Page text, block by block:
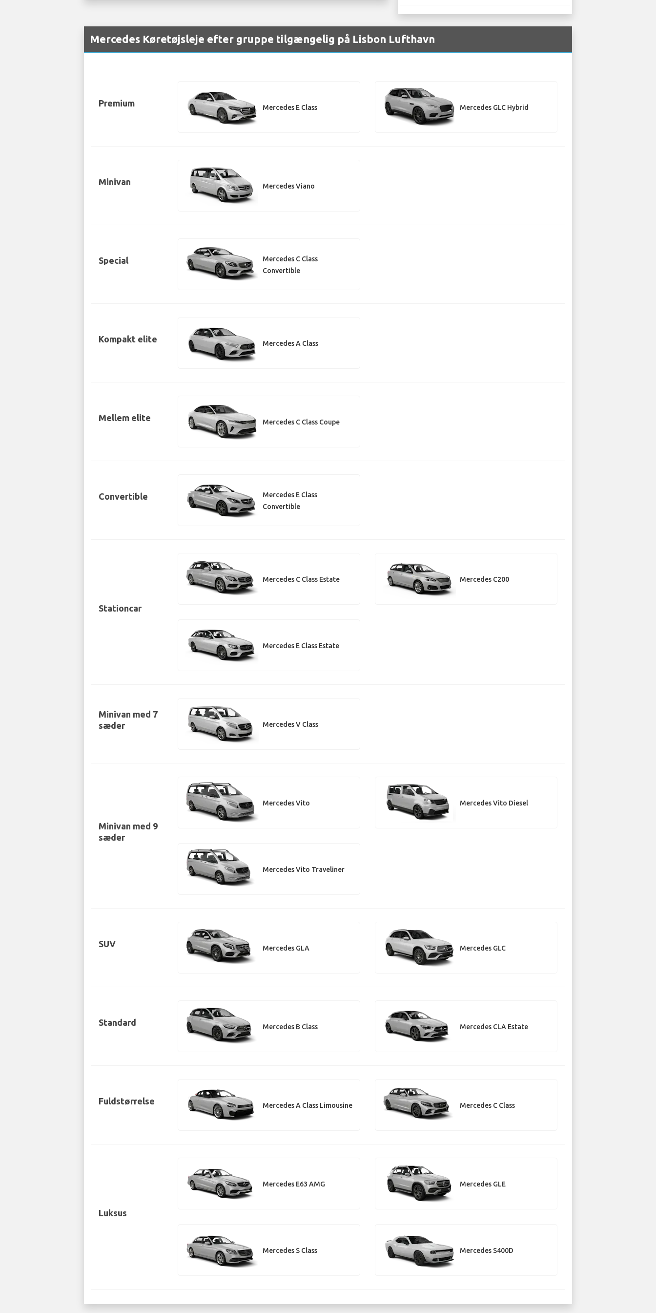
Mercedes Køretøjsleje efter gruppe tilgængelig på Lisbon Lufthavn
Premium Mercedes E Class Mercedes GLC Hybrid
Minivan Mercedes Viano
Special
Mercedes C Class
Convertible
Kompakt elite Mercedes A Class
Mellem elite Mercedes C Class Coupe
Convertible
Mercedes E Class
Convertible
Stationcar
Mercedes C Class Estate Mercedes C200
Mercedes E Class Estate
Minivan med 7
sæder
Mercedes V Class
Minivan med 9
sæder
Mercedes Vito Mercedes Vito Diesel
Mercedes Vito Traveliner
SUV Mercedes GLA Mercedes GLC
Standard Mercedes B Class Mercedes CLA Estate
Fuldstørrelse Mercedes A Class Limousine Mercedes C Class
Luksus
Mercedes E63 AMG Mercedes GLE
Mercedes S Class Mercedes S400D